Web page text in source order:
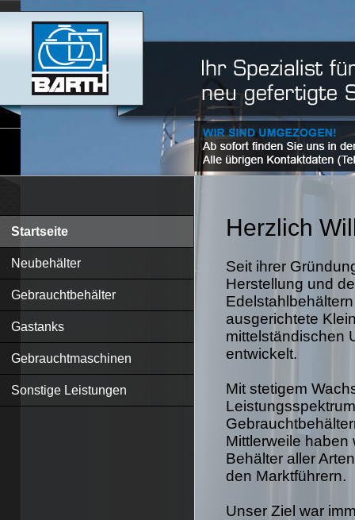
Startseite
Neubehälter
Gebrauchtbehälter
Gastanks
Gebrauchtmaschinen
Sonstige Leistungen
Herzlich
Seit ihrer
Herstellung und
ausgerichtete
mittelständischen
entwickelt.
Mit stetigem
Mittlerweile haben
Behälter aller
den Marktführern.
Unser Ziel war